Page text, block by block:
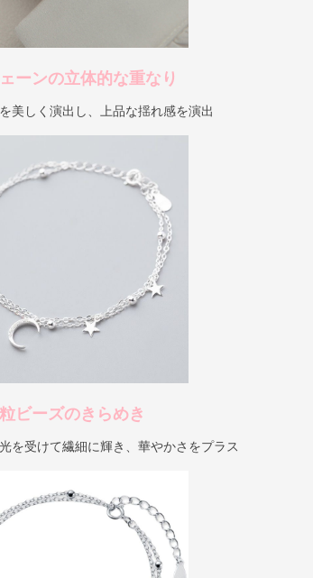
ーンの立体的な重なり
美しく演出し、上品な揺れ感を演出
ビーズのきらめき
を受けて繊細に輝き、華やかさをプラス